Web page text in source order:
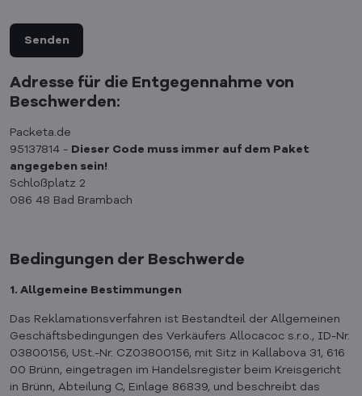
Senden
Adresse für die Entgegennahme von
Beschwerden:
Packeta.de
95137814 - Dieser Code muss immer auf dem Paket
angegeben sein!
Schloßplatz 2
086 48 Bad Brambach
Bedingungen der Beschwerde
1. Allgemeine Bestimmungen
Das Reklamationsverfahren ist Bestandteil der Allgemeinen
Geschäftsbedingungen des Verkäufers Allocacoc s.r.o., ID-Nr.
03800156, USt.-Nr. CZ03800156, mit Sitz in Kallabova 31, 616
00 Brünn, eingetragen im Handelsregister beim Kreisgericht
in Brünn, Abteilung C, Einlage 86839, und beschreibt das